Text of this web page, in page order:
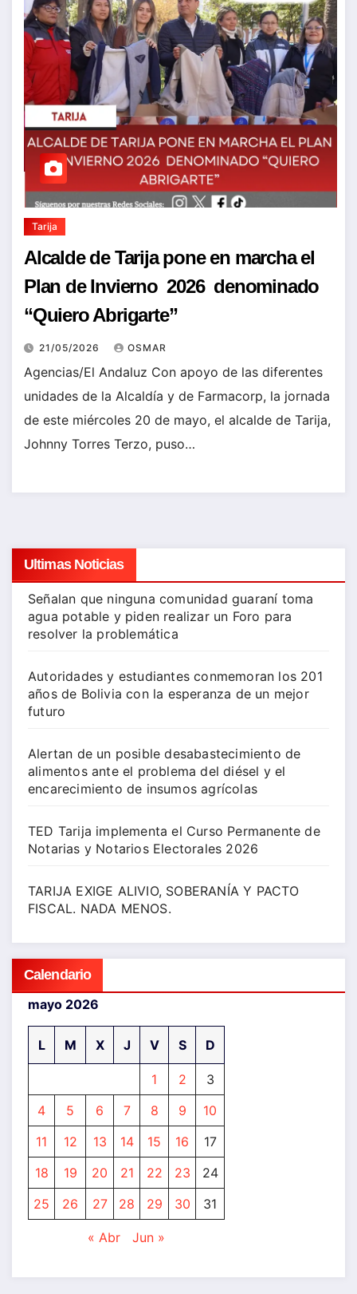
Tarija
Alcalde de Tarija pone en marcha el
Plan de Invierno 2026 denominado
“Quiero Abrigarte”
21/05/2026 OSMAR
Agencias/El Andaluz Con apoyo de las diferentes
unidades de la Alcaldía y de Farmacorp, la jornada
de este miércoles 20 de mayo, el alcalde de Tarija,
Johnny Torres Terzo, puso…
Ultimas Noticias
Señalan que ninguna comunidad guaraní toma
agua potable y piden realizar un Foro para
resolver la problemática
Autoridades y estudiantes conmemoran los 201
años de Bolivia con la esperanza de un mejor
futuro
Alertan de un posible desabastecimiento de
alimentos ante el problema del diésel y el
encarecimiento de insumos agrícolas
TED Tarija implementa el Curso Permanente de
Notarias y Notarios Electorales 2026
TARIJA EXIGE ALIVIO, SOBERANÍA Y PACTO
FISCAL. NADA MENOS.
Calendario
mayo 2026
L M X J V S D
1 2
3
4
5 6 7 8 9
10
11
12 13 14 15 16
17
18
19 20 21 22 23
24
25
26 27 28 29 30 31
« Abr Jun »